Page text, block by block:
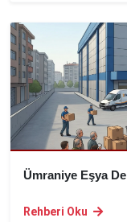
Ümraniye Eşya
Rehberi Oku